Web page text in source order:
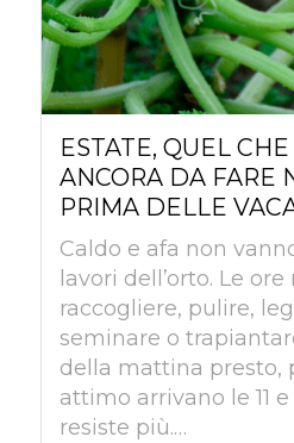
ESTATE, QUEL
ANCORA DA FARE
PRIMA DELLE
Caldo e afa non
lavori dell’orto. Le
raccogliere, pulire,
seminare o
della mattina presto,
attimo arrivano le 11
resiste più.…